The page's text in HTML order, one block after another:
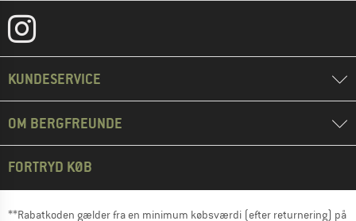
KUNDESERVICE
OM BERGFREUNDE
FORTRYD KØB
**Rabatkoden gælder fra en minimum købsværdi (efter returnering) på